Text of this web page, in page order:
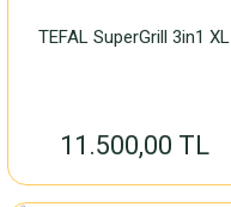
TEFAL SuperGrill 3in1 XL
11.500,00 TL